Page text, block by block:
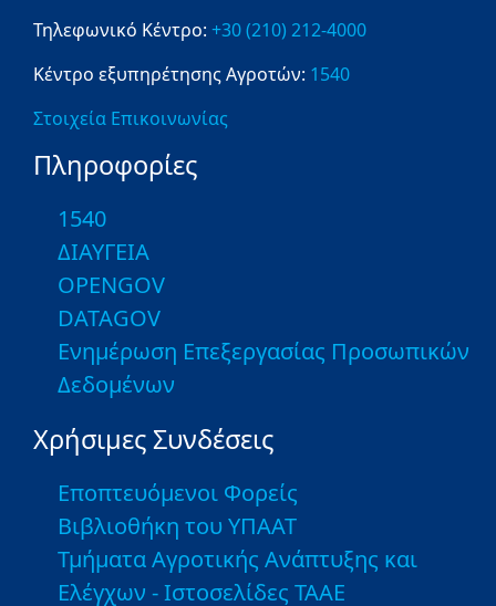
Τηλεφωνικό Κέντρο: +30 (210) 212-4000
Κέντρο εξυπηρέτησης Αγροτών: 1540
Στοιχεία Επικοινωνίας
Πληροφορίες
1540
ΔΙΑΥΓΕΙΑ
OPENGOV
DATAGOV
Ενημέρωση Επεξεργασίας Προσωπικών
Δεδομένων
Χρήσιμες Συνδέσεις
Εποπτευόμενοι Φορείς
Βιβλιοθήκη του ΥΠΑΑΤ
Τμήματα Αγροτικής Ανάπτυξης και
Ελέγχων - Ιστοσελίδες ΤΑΑΕ